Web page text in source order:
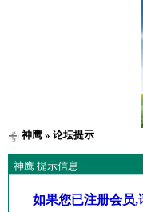
神鹰» 论坛提示
神鹰 提示信息
如果您已注册会员,